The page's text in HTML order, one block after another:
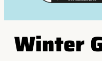
Winter